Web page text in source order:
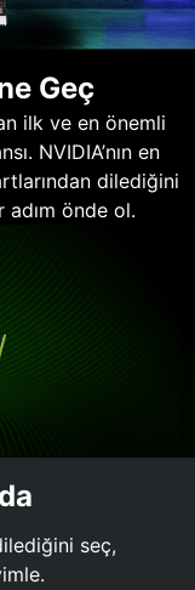
Geç
ilk ve en önemli
NVIDIA’nın en
dilediğini
önde ol.
seç,